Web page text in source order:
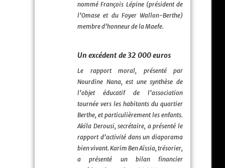
nommé François Lépine (président de
l’Omase et du Foyer Wallon-Berthe)
membre d’honneur de la Maefe.
Un excédent de 32 000 euros
Le rapport moral, présenté par
Nourdine Nana, est une synthèse de
l’objet éducatif de l’association
tournée vers les habitants du quartier
Berthe, et particulièrement les enfants.
Akila Derousi, secrétaire, a présenté le
rapport d’activité dans un diaporama
bien vivant. Karim Ben Aïssia, trésorier,
a présenté un bilan financier